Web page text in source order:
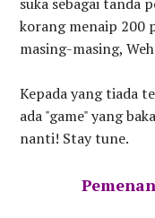
korang menaip 200
masing-masing,
Kepada yang tiada
ada "game" yang
nanti! Stay tune.